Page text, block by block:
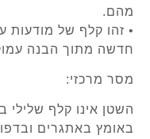
מהם.
• זהו קלף של מודעות
חדשה מתוך הבנה
מסר מרכזי:
השטן אינו קלף שלילי
באומץ באתגרים